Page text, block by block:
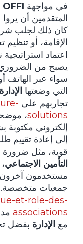
في مواجهة OFFI
المتقدمين أن
كان ذلك لجلب
الإقامة، أو
اعتماد
يصبح من الضروري
سواء عبر الهاتف
التي وضعتها الإدارة
تجاربهم على
solutions،
إلكتروني
إلى إعادة تقييم
قوية، مثل
التأمين الاجتماعي
مستخدمون
جمعيات متخصصة.
et-role-des-
associations
مع الإدارة بفضل